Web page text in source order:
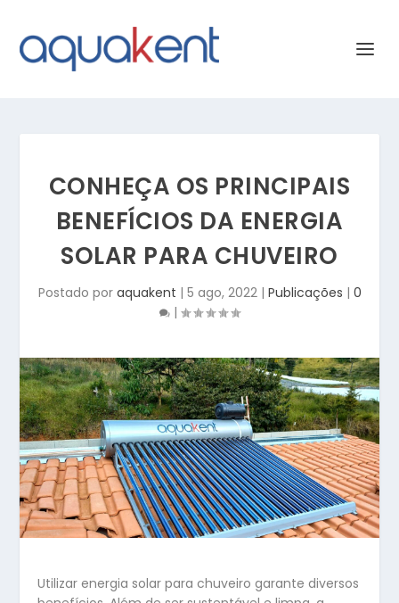
CONHEÇA OS PRINCIPAIS
BENEFÍCIOS DA ENERGIA
SOLAR PARA CHUVEIRO
Postado por aquakent | 5 ago, 2022| Publicações | 0
|
Utilizar energia solar para chuveiro garante diversos